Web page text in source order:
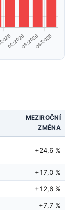
MEZIROČNÍ
ZMĚNA
+24,6 %
+17,0 %
+12,6 %
+7,7 %